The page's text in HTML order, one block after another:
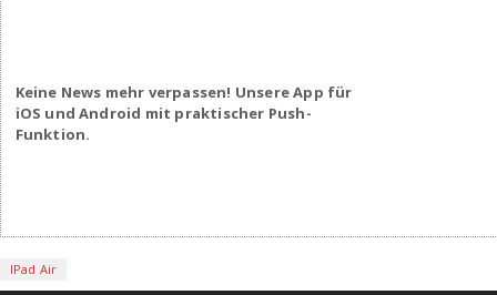
Keine News mehr verpassen! Unsere App für
iOS und Android mit praktischer Push-
Funktion.
IPad Air